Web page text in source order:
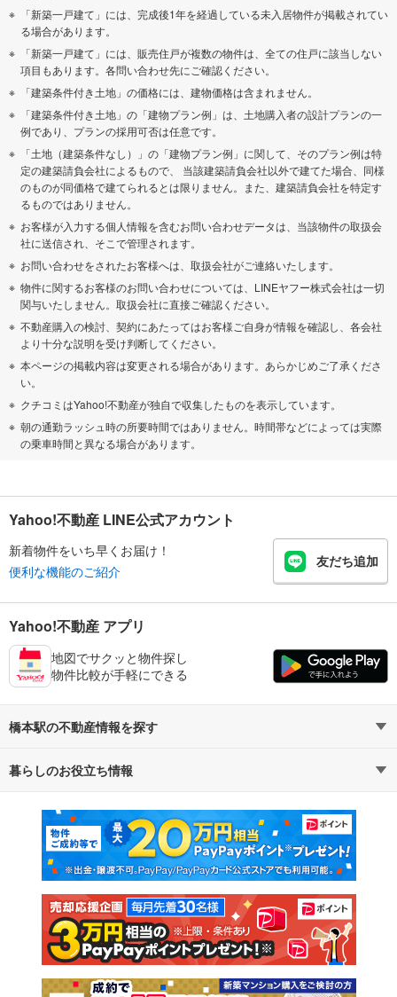
「新築一戸建て」には、完成後1年を経過している未入居物件が掲載されてい
る場合があります。
「新築一戸建て」には、販売住戸が複数の物件は、全ての住戸に該当しない
項目もあります。各問い合わせ先にご確認ください。
「建築条件付き土地」の価格には、建物価格は含まれません。
「建築条件付き土地」の「建物プラン例」は、土地購入者の設計プランの一
例であり、プランの採用可否は任意です。
「土地（建築条件なし）」の「建物プラン例」に関して、そのプラン例は特
定の建築請負会社によるもので、 当該建築請負会社以外で建てた場合、同様
のものが同価格で建てられるとは限りません。また、建築請負会社を特定す
るものではありません。
お客様が入力する個人情報を含むお問い合わせデータは、当該物件の取扱会
社に送信され、そこで管理されます。
お問い合わせをされたお客様へは、取扱会社がご連絡いたします。
物件に関するお客様のお問い合わせについては、LINEヤフー株式会社は一切
関与いたしません。取扱会社に直接ご確認ください。
不動産購入の検討、契約にあたってはお客様ご自身が情報を確認し、各会社
より十分な説明を受け判断してください。
本ページの掲載内容は変更される場合があります。あらかじめご了承くださ
い。
クチコミはYahoo!不動産が独自で収集したものを表示しています。
朝の通勤ラッシュ時の所要時間ではありません。時間帯などによっては実際
の乗車時間と異なる場合があります。
Yahoo!不動産 LINE公式アカウント
新着物件をいち早くお届け！
便利な機能のご紹介
友だち追加
Yahoo!不動産 アプリ
地図でサクッと物件探し
物件比較が手軽にできる
橋本駅の不動産情報を探す
不動産・住宅
新築マンション 中古マンション
新築一戸建て 中古一戸建て
注文住宅 土地
売却査定
暮らしのお役立ち情報
マンションカタログ 教えて！住まいの先生